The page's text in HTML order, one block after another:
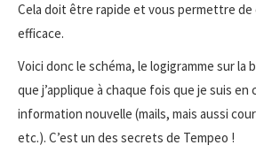
Cela doit être rapide et vous permettre
efficace.
Voici donc le schéma, le logigramme sur la
que j’applique à chaque fois que je suis
information nouvelle (mails, mais aussi
etc.). C’est un des secrets de Tempeo !